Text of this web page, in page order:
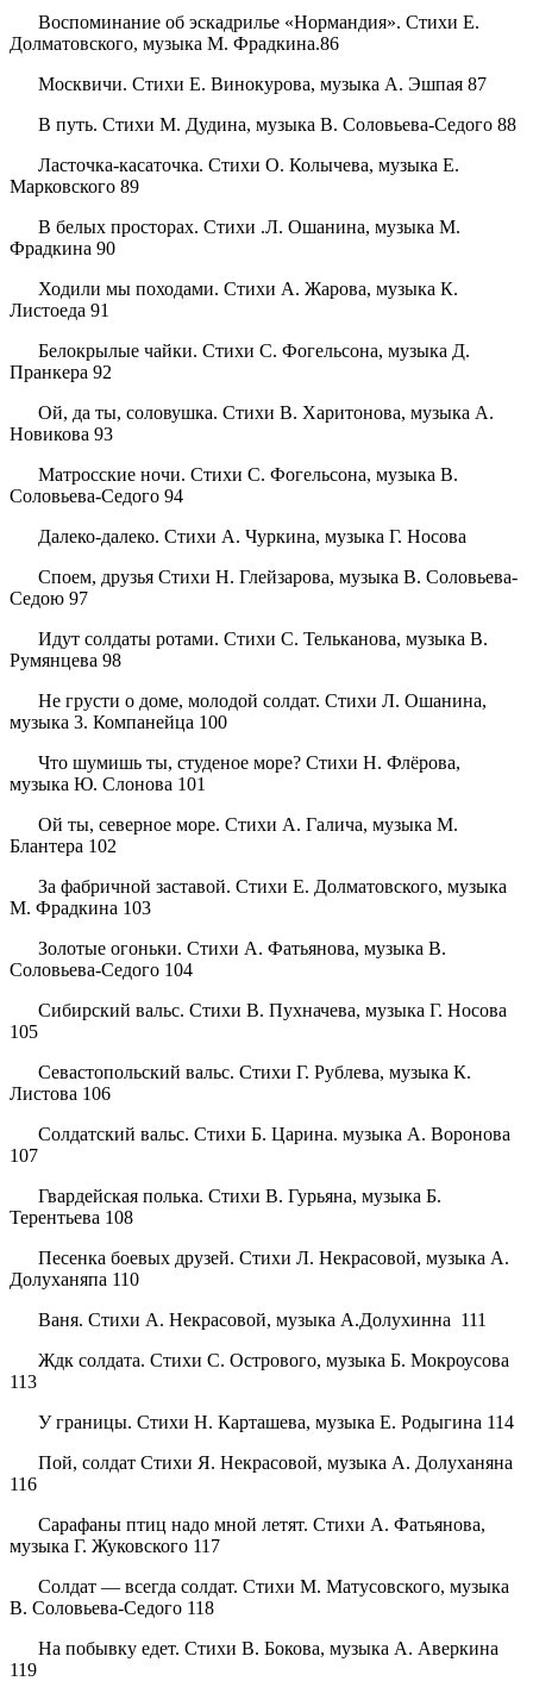
Воспоминание об эскадрилье «Нормандия». Стихи Е.
Долматовского, музыка М. Фрадкина.86
Москвичи. Стихи Е. Винокурова, музыка А. Эшпая 87
В путь. Стихи М. Дудина, музыка В. Соловьева-Седого 88
Ласточка-касаточка. Стихи О. Колычева, музыка Е.
Марковского 89
В белых просторах. Стихи .Л. Ошанина, музыка М.
Фрадкина 90
Ходили мы походами. Стихи А. Жарова, музыка К.
Листоеда 91
Белокрылые чайки. Стихи С. Фогельсона, музыка Д.
Пранкера 92
Ой, да ты, соловушка. Стихи В. Харитонова, музыка А.
Новикова 93
Матросские ночи. Стихи С. Фогельсона, музыка В.
Соловьева-Седого 94
Далеко-далеко. Стихи А. Чуркина, музыка Г. Носова
Споем, друзья Стихи Н. Глейзарова, музыка В. Соловьева-
Седою 97
Идут солдаты ротами. Стихи С. Тельканова, музыка В.
Румянцева 98
Не грусти о доме, молодой солдат. Стихи Л. Ошанина,
музыка 3. Компанейца 100
Что шумишь ты, студеное море? Стихи Н. Флёрова,
музыка Ю. Слонова 101
Ой ты, северное море. Стихи А. Галича, музыка М.
Блантера 102
За фабричной заставой. Стихи Е. Долматовского, музыка
М. Фрадкина 103
Золотые огоньки. Стихи А. Фатьянова, музыка В.
Соловьева-Седого 104
Сибирский вальс. Стихи В. Пухначева, музыка Г. Носова
105
Севастопольский вальс. Стихи Г. Рублева, музыка К.
Листова 106
Солдатский вальс. Стихи Б. Царина. музыка А. Воронова
107
Гвардейская полька. Стихи В. Гурьяна, музыка Б.
Терентьева 108
Песенка боевых друзей. Стихи Л. Некрасовой, музыка А.
Долуханяпа 110
Ваня. Стихи А. Некрасовой, музыка А.Долухинна 111
Ждк солдата. Стихи С. Острового, музыка Б. Мокроусова
113
У границы. Стихи Н. Карташева, музыка Е. Родыгина 114
Пой, солдат Стихи Я. Некрасовой, музыка А. Долуханяна
116
Сарафаны птиц надо мной летят. Стихи А. Фатьянова,
музыка Г. Жуковского 117
Солдат — всегда солдат. Стихи М. Матусовского, музыка
В. Соловьева-Седого 118
На побывку едет. Стихи В. Бокова, музыка А. Аверкина
119